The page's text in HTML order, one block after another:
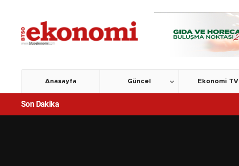
Anasayfa Güncel Ekonomi TV
Son Dakika